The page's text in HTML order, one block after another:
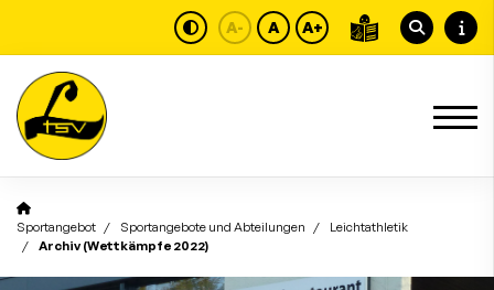
A- A A+
Sportangebot Sportangebote und Abteilungen
Leichtathletik
Archiv (Wettkämpfe 2022)